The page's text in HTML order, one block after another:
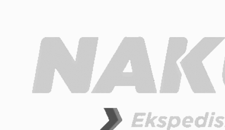
Makassar